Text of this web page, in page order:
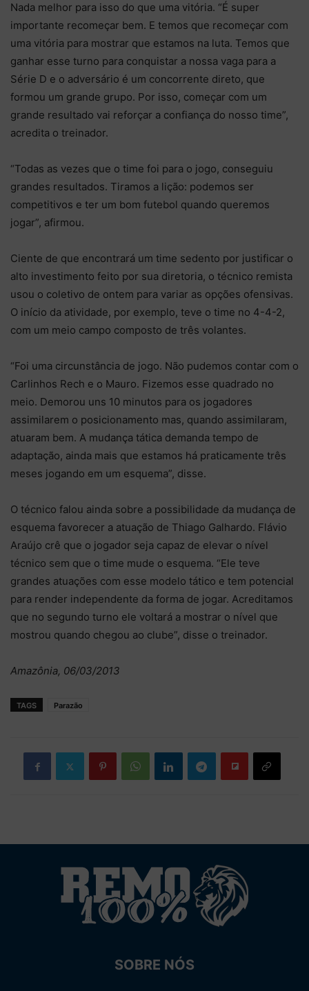
Nada melhor para isso do que uma vitória. “É super
importante recomeçar bem. E temos que recomeçar com
uma vitória para mostrar que estamos na luta. Temos que
ganhar esse turno para conquistar a nossa vaga para a
Série D e o adversário é um concorrente direto, que
formou um grande grupo. Por isso, começar com um
grande resultado vai reforçar a confiança do nosso time”,
acredita o treinador.
“Todas as vezes que o time foi para o jogo, conseguiu
grandes resultados. Tiramos a lição: podemos ser
competitivos e ter um bom futebol quando queremos
jogar”, afirmou.
Ciente de que encontrará um time sedento por justificar o
alto investimento feito por sua diretoria, o técnico remista
usou o coletivo de ontem para variar as opções ofensivas.
O início da atividade, por exemplo, teve o time no 4-4-2,
com um meio campo composto de três volantes.
“Foi uma circunstância de jogo. Não pudemos contar com o
Carlinhos Rech e o Mauro. Fizemos esse quadrado no
meio. Demorou uns 10 minutos para os jogadores
assimilarem o posicionamento mas, quando assimilaram,
atuaram bem. A mudança tática demanda tempo de
adaptação, ainda mais que estamos há praticamente três
meses jogando em um esquema”, disse.
O técnico falou ainda sobre a possibilidade da mudança de
esquema favorecer a atuação de Thiago Galhardo. Flávio
Araújo crê que o jogador seja capaz de elevar o nível
técnico sem que o time mude o esquema. “Ele teve
grandes atuações com esse modelo tático e tem potencial
para render independente da forma de jogar. Acreditamos
que no segundo turno ele voltará a mostrar o nível que
mostrou quando chegou ao clube”, disse o treinador.
Amazônia, 06/03/2013
TAGS Parazão
SOBRE NÓS